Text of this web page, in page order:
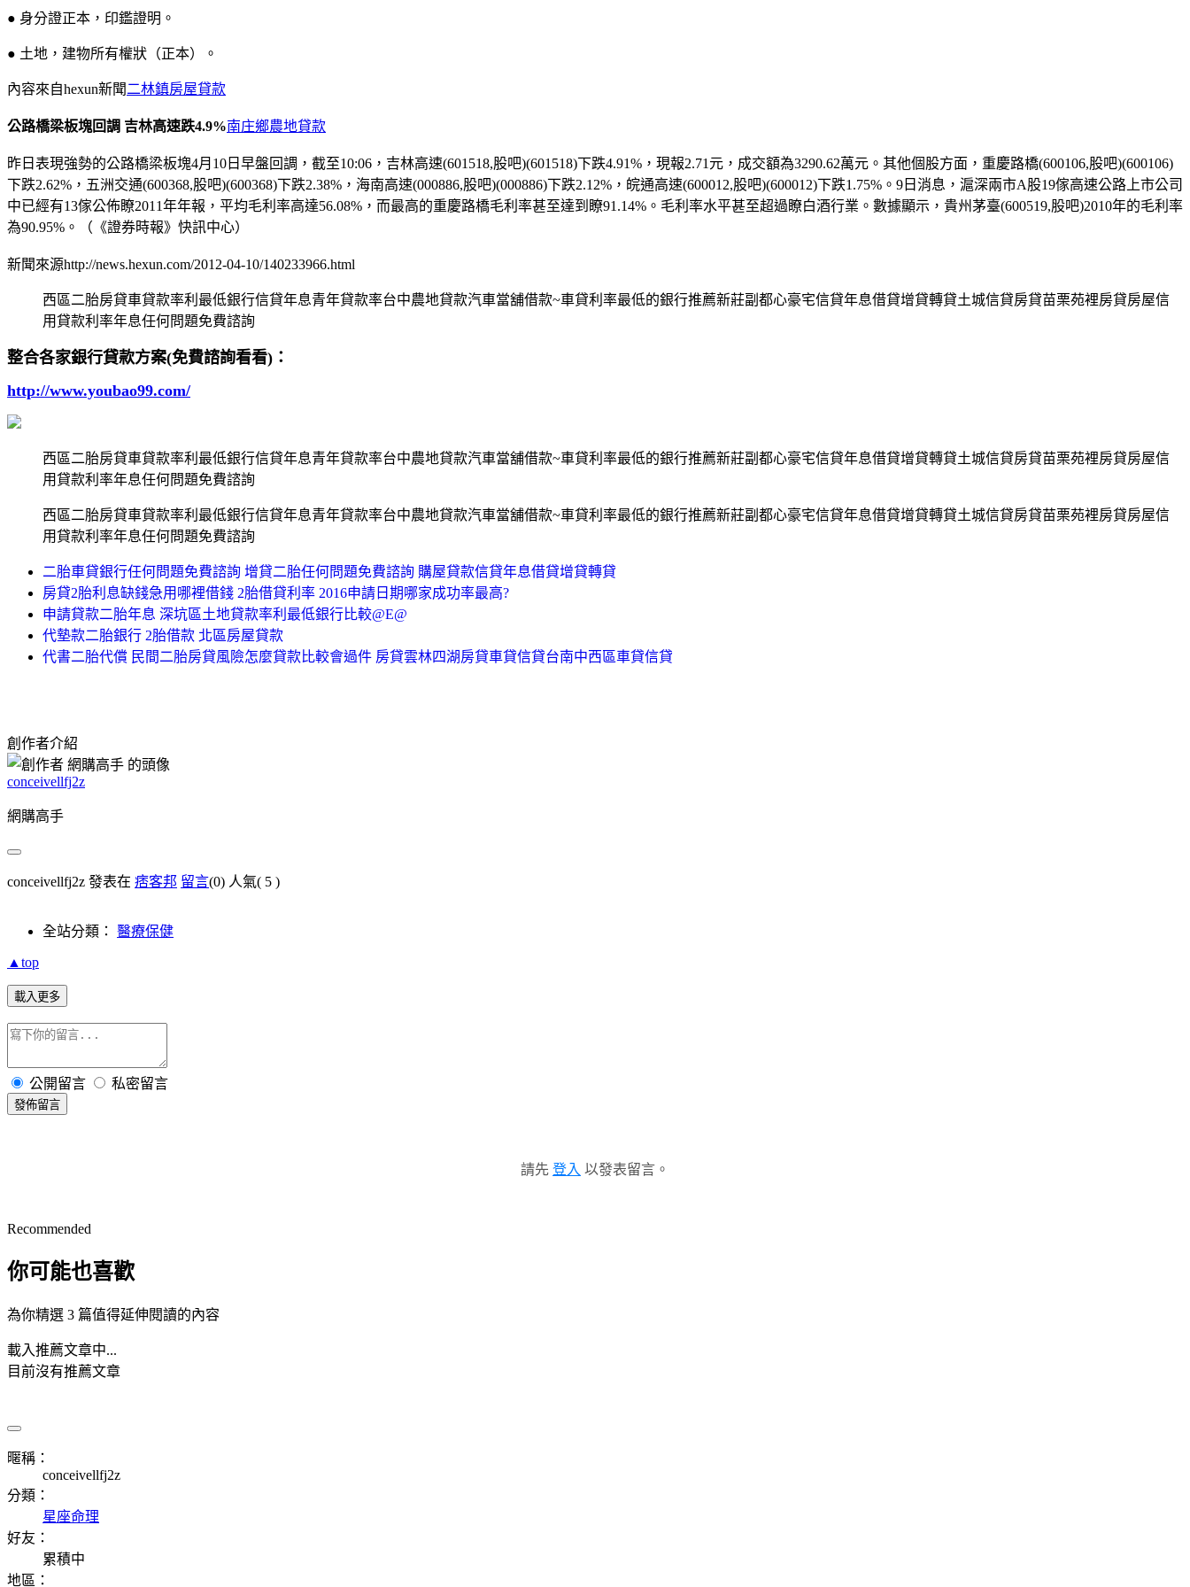
● 身分證正本，印鑑證明。
● 土地，建物所有權狀（正本）。
內容來自hexun新聞二林鎮房屋貸款
公路橋梁板塊回調 吉林高速跌4.9%南庄鄉農地貸款
昨日表現強勢的公路橋梁板塊4月10日早盤回調，截至10:06，吉林高速(601518,股吧)(601518)下跌4.91%，現報2.71元，成交額為3290.62萬元。其他個股方面，重慶路橋(600106,股吧)(600106)
下跌2.62%，五洲交通(600368,股吧)(600368)下跌2.38%，海南高速(000886,股吧)(000886)下跌2.12%，皖通高速(600012,股吧)(600012)下跌1.75%。9日消息，滬深兩市A股19傢高速公路上市公司
中已經有13傢公佈瞭2011年年報，平均毛利率高達56.08%，而最高的重慶路橋毛利率甚至達到瞭91.14%。毛利率水平甚至超過瞭白酒行業。數據顯示，貴州茅臺(600519,股吧)2010年的毛利率
為90.95%。（《證券時報》快訊中心）
新聞來源http://news.hexun.com/2012-04-10/140233966.html
西區二胎房貸車貸款率利最低銀行信貸年息青年貸款率台中農地貸款汽車當舖借款~車貸利率最低的銀行推薦新莊副都心豪宅信貸年息借貸增貸轉貸土城信貸房貸苗栗苑裡房貸房屋信
用貸款利率年息任何問題免費諮詢
整合各家銀行貸款方案(免費諮詢看看)：
http://www.youbao99.com/
西區二胎房貸車貸款率利最低銀行信貸年息青年貸款率台中農地貸款汽車當舖借款~車貸利率最低的銀行推薦新莊副都心豪宅信貸年息借貸增貸轉貸土城信貸房貸苗栗苑裡房貸房屋信
用貸款利率年息任何問題免費諮詢
西區二胎房貸車貸款率利最低銀行信貸年息青年貸款率台中農地貸款汽車當舖借款~車貸利率最低的銀行推薦新莊副都心豪宅信貸年息借貸增貸轉貸土城信貸房貸苗栗苑裡房貸房屋信
用貸款利率年息任何問題免費諮詢
二胎車貸銀行任何問題免費諮詢 增貸二胎任何問題免費諮詢 購屋貸款信貸年息借貸增貸轉貸
房貸2胎利息缺錢急用哪裡借錢 2胎借貸利率 2016申請日期哪家成功率最高?
申請貸款二胎年息 深坑區土地貸款率利最低銀行比較@E@
代墊款二胎銀行 2胎借款 北區房屋貸款
代書二胎代償 民間二胎房貸風險怎麼貸款比較會過件 房貸雲林四湖房貸車貸信貸台南中西區車貸信貸
創作者介紹
conceivellfj2z
網購高手
conceivellfj2z 發表在 痞客邦 留言(0) 人氣( 5 )
全站分類： 醫療保健
▲top
載入更多
公開留言 私密留言
發佈留言
請先 登入 以發表留言。
Recommended
你可能也喜歡
為你精選 3 篇值得延伸閱讀的內容
載入推薦文章中...
目前沒有推薦文章
暱稱：
conceivellfj2z
分類：
星座命理
好友：
累積中
地區：